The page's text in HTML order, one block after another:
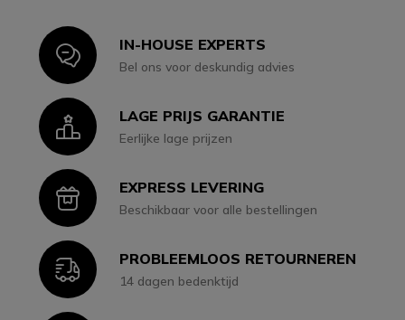
IconIN-HOUSE EXPERTS
Bel ons voor deskundig advies
IconLAGE PRIJS GARANTIE
Eerlijke lage prijzen
IconEXPRESS LEVERING
Beschikbaar voor alle bestellingen
IconPROBLEEMLOOS RETOURNEREN
14 dagen bedenktijd